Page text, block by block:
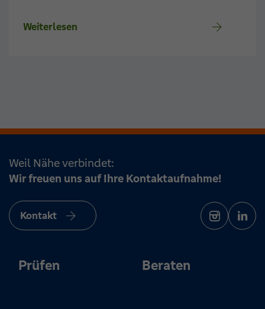
Weiterlesen
Weil Nähe verbindet:
Wir freuen uns auf Ihre Kontaktaufnahme!
Kontakt
Prüfen Beraten